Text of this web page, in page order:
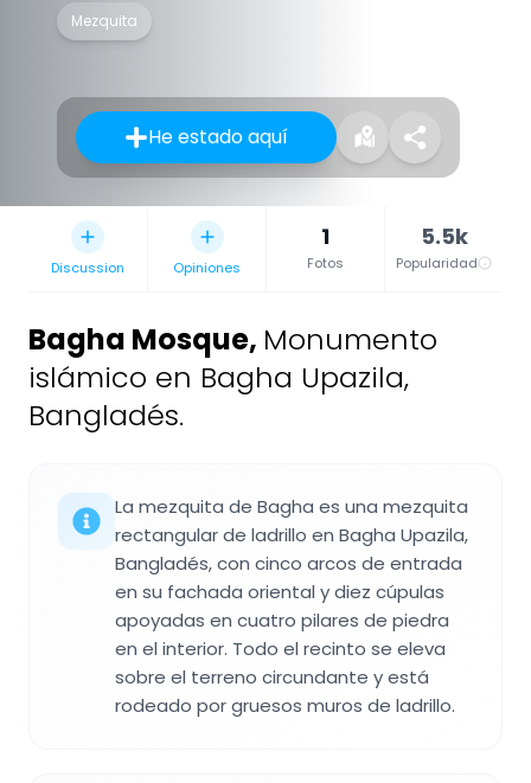
Mezquita
He estado aquí
Discussion Opiniones
1
Fotos
5.5k
Popularidad
Bagha Mosque, Monumento
islámico en Bagha Upazila,
Bangladés.
La mezquita de Bagha es una mezquita
rectangular de ladrillo en Bagha Upazila,
Bangladés, con cinco arcos de entrada
en su fachada oriental y diez cúpulas
apoyadas en cuatro pilares de piedra
en el interior. Todo el recinto se eleva
sobre el terreno circundante y está
rodeado por gruesos muros de ladrillo.